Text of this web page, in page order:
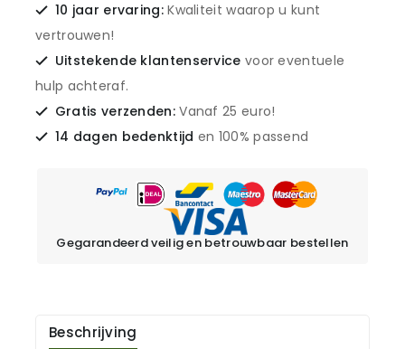
10 jaar ervaring:Kwaliteit waarop u kunt
vertrouwen!
Uitstekende klantenservice voor eventuele
hulp achteraf.
Gratis verzenden:Vanaf 25 euro!
14 dagen bedenktijd en 100% passend
Gegarandeerd veilig en betrouwbaar bestellen
Beschrijving